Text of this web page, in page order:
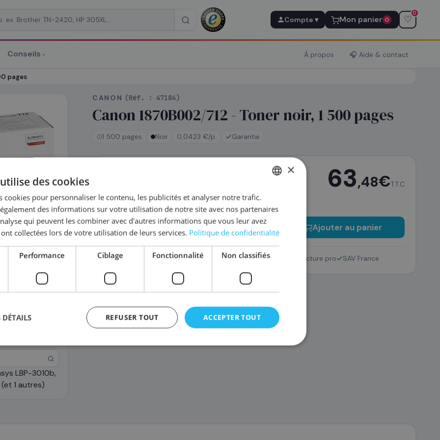
Compte ▾ Mon panier 0 ♡
0
Conseils ▾ À propos 🎧 Aide & contact
pages
LBP-3010b,
(et 1 autres)
CANON (Réf. : 47184)
Canon 1870B002/712 - Toner noir, 1 500 pages
1 500 pages Noir 0,0423 €/p. Garantie
commandez avant 14h
Coût par impression :0,0423€
63,48€T.T.C
− + Ajouter au panier
Retour 14 jours Facture pro SAV France
*
ENGLISH
×
des cookies
cookies pour personnaliser le contenu, les publicités et analyser notre trafic.
des informations sur votre utilisation de notre site avec nos partenaires
qui peuvent les combiner avec d'autres informations que vous leur avez
collectées lors de votre utilisation de leurs services. Politique de confidentialité
Performance Ciblage Fonctionnalité Non classifiés
ACCEPTER TOUT
REFUSER TOUT
DÉTAILS